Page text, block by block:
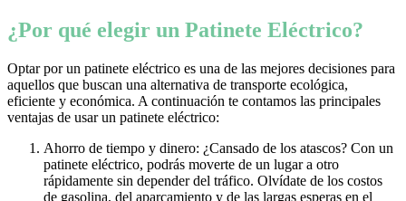
¿Por qué elegir un Patinete Eléctrico?
Optar por un patinete eléctrico es una de las mejores decisiones para
aquellos que buscan una alternativa de transporte ecológica,
eficiente y económica. A continuación te contamos las principales
ventajas de usar un patinete eléctrico:
Ahorro de tiempo y dinero: ¿Cansado de los atascos? Con un
patinete eléctrico, podrás moverte de un lugar a otro
rápidamente sin depender del tráfico. Olvídate de los costos
de gasolina, del aparcamiento y de las largas esperas en el